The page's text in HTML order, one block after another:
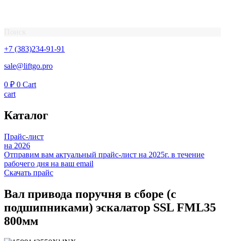
+7 (383)234-91-91
sale@liftgo.pro
0 ₽ 0 Cart
cart
Каталог
Прайс-лист
на 2026
Отправим вам актуальный прайс-лист на 2025г. в течение
рабочего дня на ваш email
Скачать прайс
Вал привода поручня в сборе (с
подшипниками) эскалатор SSL FML35
800мм